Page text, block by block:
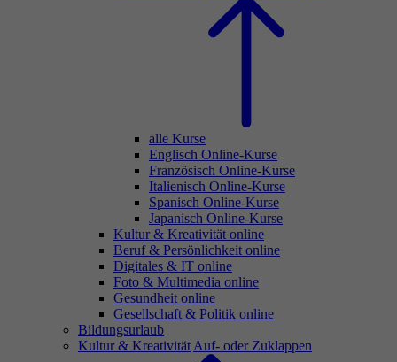
alle Kurse
Englisch Online-Kurse
Französisch Online-Kurse
Italienisch Online-Kurse
Spanisch Online-Kurse
Japanisch Online-Kurse
Kultur & Kreativität online
Beruf & Persönlichkeit online
Digitales & IT online
Foto & Multimedia online
Gesundheit online
Gesellschaft & Politik online
Bildungsurlaub
Kultur & Kreativität Auf- oder Zuklappen